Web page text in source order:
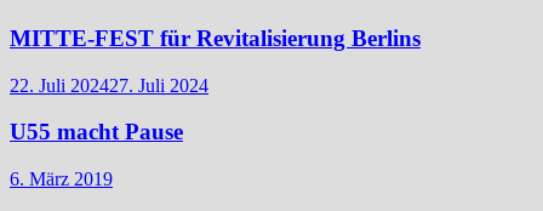
MITTE-FEST für Revitalisierung Berlins
22. Juli 202427. Juli 2024
U55 macht Pause
6. März 2019